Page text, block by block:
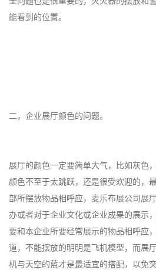
能看到的位置。
二，企业展厅颜色的问题。
展厅的颜色一定要简单大气，比如灰色
颜色不至于太跳跃，还是很受欢迎的，
部所摆放物品相呼应，麦乐布展公司展
办或者对于企业文化或企业成果的展示
要和本企业所要经常展示的物品相呼应
道，不能摆放的明明是飞机模型，而展
机与天空的蓝才是最适宜的搭配，以免